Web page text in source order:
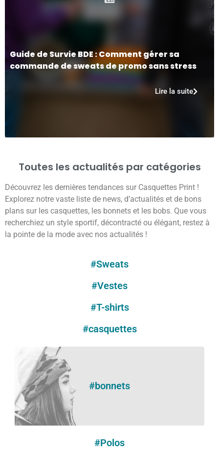
Guide de Survie BDE : Comment gérer sa
commande de sweats de promo sans stress
Lire la suite
Toutes les actualités par catégories
Découvrez les dernières tendances sur Casquettes Print !
Explorez notre vaste liste de news, d’actualités et de bons
plans sur les casquettes, les bonnets et les bobs. Que vous
recherchiez un style sportif, décontracté ou élégant, restez à
la pointe de la mode avec nos actualités !
#Sweats
#Vestes
#T-shirts
#casquettes
#bonnets
#Polos